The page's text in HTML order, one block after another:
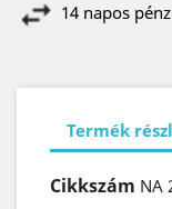
14 napos
Termék
Cikkszám NA